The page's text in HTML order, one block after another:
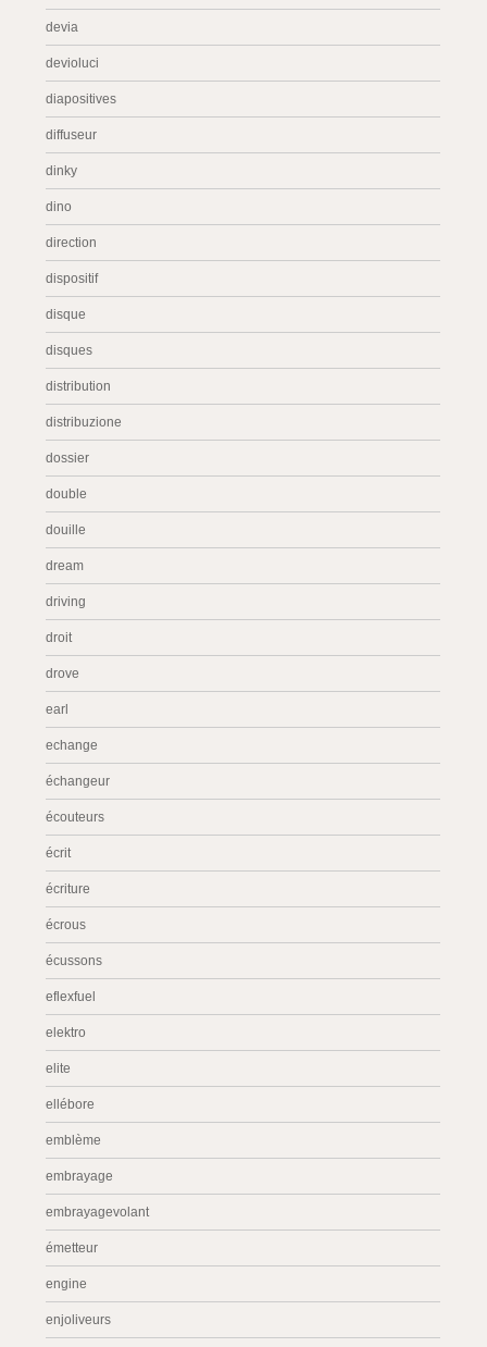
devia
devioluci
diapositives
diffuseur
dinky
dino
direction
dispositif
disque
disques
distribution
distribuzione
dossier
double
douille
dream
driving
droit
drove
earl
echange
échangeur
écouteurs
écrit
écriture
écrous
écussons
eflexfuel
elektro
elite
ellébore
emblème
embrayage
embrayagevolant
émetteur
engine
enjoliveurs